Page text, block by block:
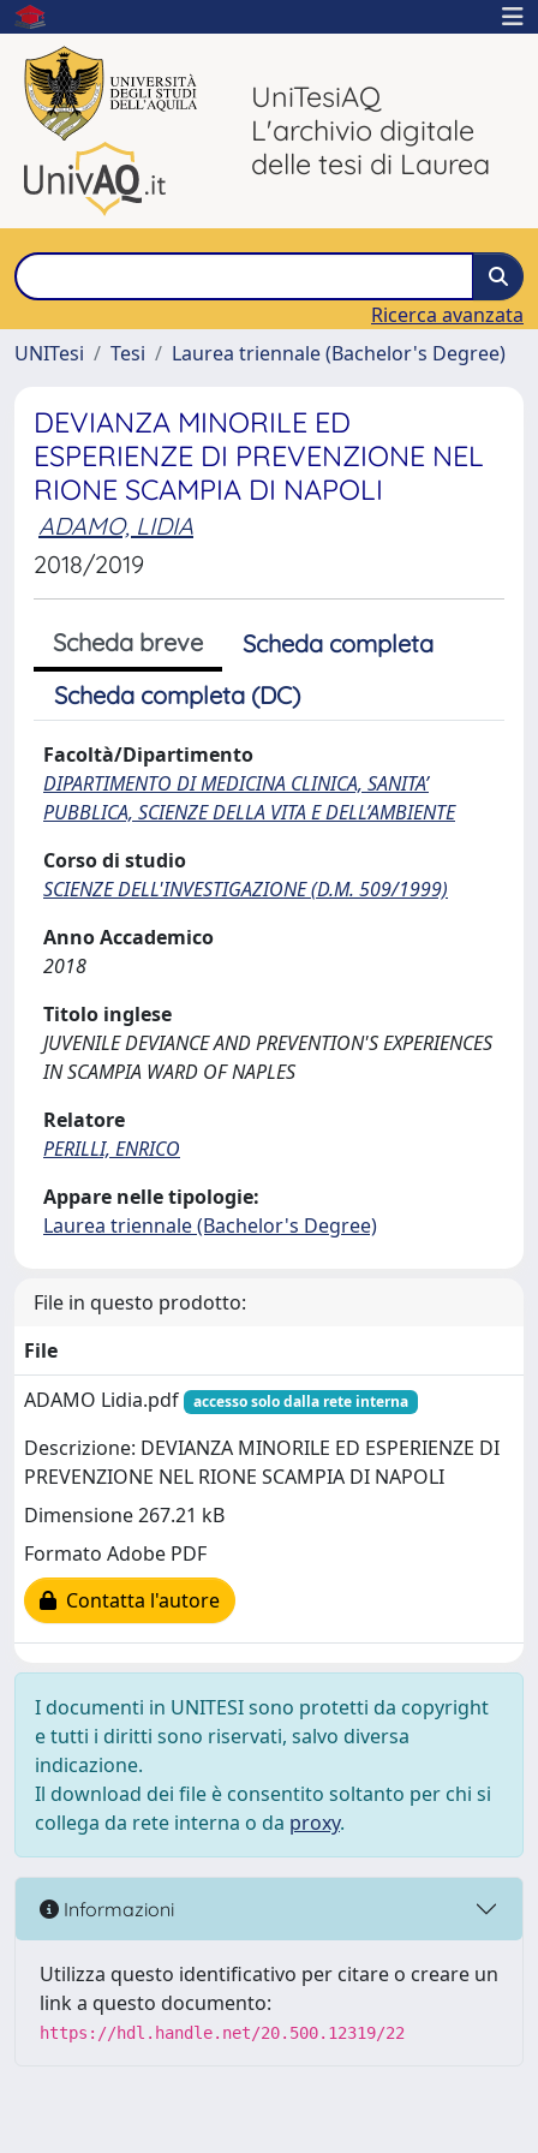
UniTesiAQ
L'archivio digitale
delle tesi di Laurea
Ricerca avanzata
UNITesi
Tesi Laurea triennale (Bachelor's Degree)
DEVIANZA MINORILE ED
ESPERIENZE DI PREVENZIONE NEL
RIONE SCAMPIA DI NAPOLI
ADAMO, LIDIA
2018/2019
Scheda breve
Scheda completa
Scheda completa (DC)
Facoltà/Dipartimento
DIPARTIMENTO DI MEDICINA CLINICA, SANITA’
PUBBLICA, SCIENZE DELLA VITA E DELL’AMBIENTE
Corso di studio
SCIENZE DELL'INVESTIGAZIONE (D.M. 509/1999)
Anno Accademico
2018
Titolo inglese
JUVENILE DEVIANCE AND PREVENTION'S EXPERIENCES
IN SCAMPIA WARD OF NAPLES
Relatore
PERILLI, ENRICO
Appare nelle tipologie:
Laurea triennale (Bachelor's Degree)
File in questo prodotto:
File
ADAMO Lidia.pdf
accesso solo dalla rete interna
Descrizione: DEVIANZA MINORILE ED ESPERIENZE DI
PREVENZIONE NEL RIONE SCAMPIA DI NAPOLI
Dimensione 267.21 kB
Formato Adobe PDF
Contatta l'autore
I documenti in UNITESI sono protetti da copyright
e tutti i diritti sono riservati, salvo diversa
indicazione.
Il download dei file è consentito soltanto per chi si
collega da rete interna o da proxy.
Informazioni
Utilizza questo identificativo per citare o creare un
link a questo documento:
https://hdl.handle.net/20.500.12319/22